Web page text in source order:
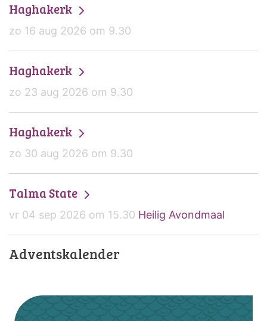
Haghakerk
zo 16 aug 2026 om 9.30
Haghakerk
zo 23 aug 2026 om 9.30
Haghakerk
zo 30 aug 2026 om 9.30
Talma State
vr 04 sep 2026 om 15.30 Heilig Avondmaal
Adventskalender